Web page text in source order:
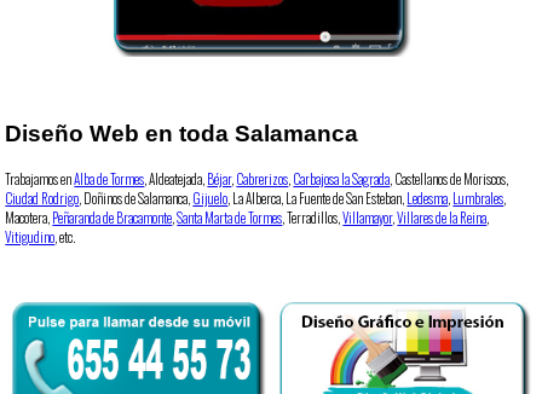
Diseño Web en toda Salamanca
Trabajamos enAlba de Tormes, Aldeatejada,Béjar,Cabrerizos,Carbajosa la Sagrada, Castellanos de Moriscos,
Ciudad Rodrigo, Doñinos de Salamanca,Gijuelo, La Alberca, La Fuente de San Esteban,Ledesma,Lumbrales,
Macotera,Peñaranda de Bracamonte,Santa Marta de Tormes, Terradillos,Villamayor,Villares de la Reina,
Vitigudino, etc.